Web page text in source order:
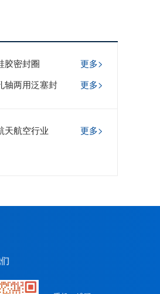
胶密封圈 更多>
轴两用泛塞封 更多>
天航空行业
更多>